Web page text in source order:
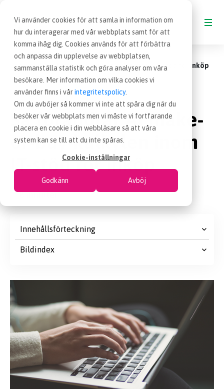
Vi använder cookies för att samla in information om
hur du interagerar med vår webbplats samt för att
komma ihåg dig. Cookies används för att förbättra
och anpassa din upplevelse av webbplatsen,
sammanställa statistik och göra analyser om våra
besökare. Mer information om vilka cookies vi
använder finns i vårintegritetspolicy.
Om du avböjer så kommer vi inte att spåra dig när du
besöker vår webbplats men vi måste vi fortfarande
placera en cookie i din webbläsare så att våra
system kan se till att du inte spåras.
Cookie-inställningar
Godkänn Avböj
BLOGG
VAD ÄR INKÖP
OM EFFSO TOOLS
TERMINOLOGI
Blogg
Så förändrar AI make-or-buy-kalkylen inom IT-stöd för inköp
30 maj 2026 | Blogginlägg
Så förändrar AI make-
or-buy-kalkylen inom
IT-stöd för inköp
8 minuter
Innehållsförteckning
Bildindex